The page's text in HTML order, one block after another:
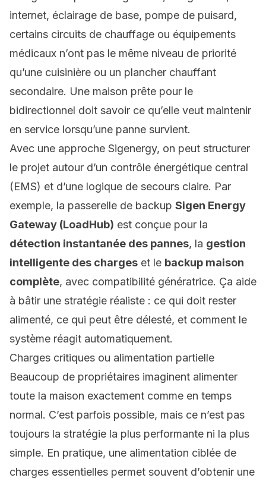
internet, éclairage de base, pompe de puisard,
certains circuits de chauffage ou équipements
médicaux n’ont pas le même niveau de priorité
qu’une cuisinière ou un plancher chauffant
secondaire. Une maison prête pour le
bidirectionnel doit savoir ce qu’elle veut maintenir
en service lorsqu’une panne survient.
Avec une approche Sigenergy, on peut structurer
le projet autour d’un contrôle énergétique central
(EMS) et d’une logique de secours claire. Par
exemple, la passerelle de backup Sigen Energy
Gateway (LoadHub) est conçue pour la
détection instantanée des pannes, la gestion
intelligente des charges et le backup maison
complète, avec compatibilité génératrice. Ça aide
à bâtir une stratégie réaliste : ce qui doit rester
alimenté, ce qui peut être délesté, et comment le
système réagit automatiquement.
Charges critiques ou alimentation partielle
Beaucoup de propriétaires imaginent alimenter
toute la maison exactement comme en temps
normal. C’est parfois possible, mais ce n’est pas
toujours la stratégie la plus performante ni la plus
simple. En pratique, une alimentation ciblée de
charges essentielles permet souvent d’obtenir une